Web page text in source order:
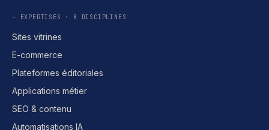
— EXPERTISES · 8 DISCIPLINES
Sites vitrines
E-commerce
Plateformes éditoriales
Applications métier
SEO & contenu
Automatisations IA